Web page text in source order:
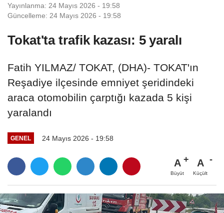
Yayınlanma: 24 Mayıs 2026 - 19:58
Güncelleme: 24 Mayıs 2026 - 19:58
Tokat'ta trafik kazası: 5 yaralı
Fatih YILMAZ/ TOKAT, (DHA)- TOKAT'ın
Reşadiye ilçesinde emniyet şeridindeki
araca otomobilin çarptığı kazada 5 kişi
yaralandı
GENEL 24 Mayıs 2026 - 19:58
A
Büyüt
A
Küçült